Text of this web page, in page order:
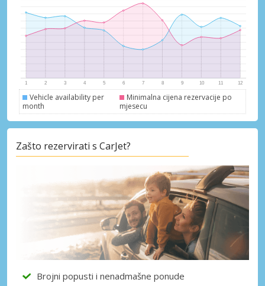
Vehicle availability per
month
Minimalna cijena rezervacije po
mjesecu
Zašto rezervirati s CarJet?
Brojni popusti i nenadmašne ponude